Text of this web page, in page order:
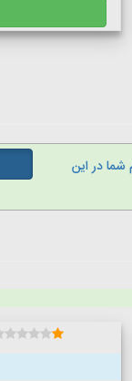
در این